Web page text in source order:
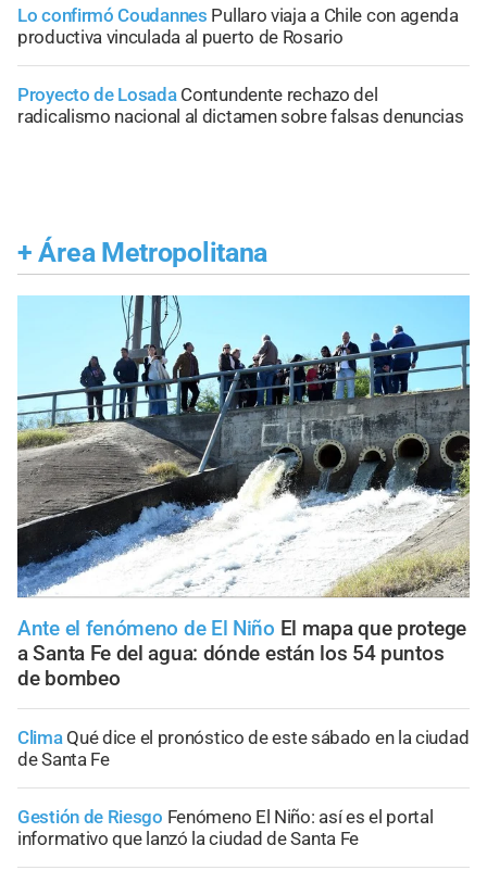
Lo confirmó Coudannes Pullaro viaja a Chile con agenda
productiva vinculada al puerto de Rosario
Proyecto de Losada Contundente rechazo del
radicalismo nacional al dictamen sobre falsas denuncias
+ Área Metropolitana
Ante el fenómeno de El Niño El mapa que protege
a Santa Fe del agua: dónde están los 54 puntos
de bombeo
Clima Qué dice el pronóstico de este sábado en la ciudad
de Santa Fe
Gestión de Riesgo Fenómeno El Niño: así es el portal
informativo que lanzó la ciudad de Santa Fe